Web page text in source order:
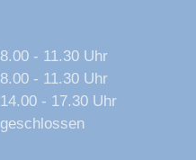
8.00 - 11.30 Uhr
8.00 - 11.30 Uhr
14.00 - 17.30 Uhr
geschlossen